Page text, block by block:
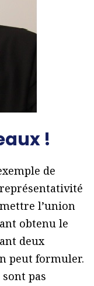
!
de
l’union
obtenu le
deux
peut formuler.
pas